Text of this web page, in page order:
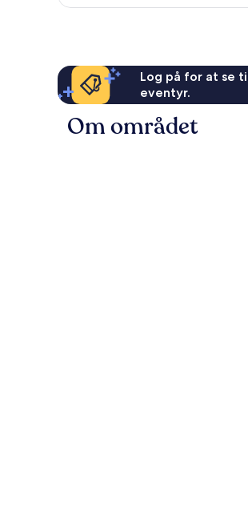
Log på for at se
eventyr.
Om området